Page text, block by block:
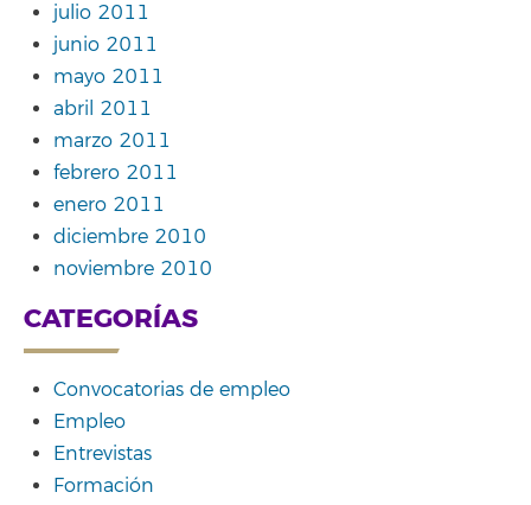
julio 2011
junio 2011
mayo 2011
abril 2011
marzo 2011
febrero 2011
enero 2011
diciembre 2010
noviembre 2010
CATEGORÍAS
Convocatorias de empleo
Empleo
Entrevistas
Formación